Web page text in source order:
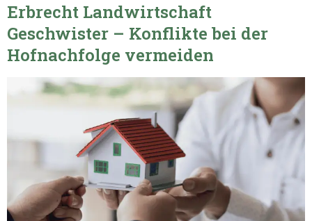
Erbrecht Landwirtschaft
Geschwister – Konflikte bei der
Hofnachfolge vermeiden